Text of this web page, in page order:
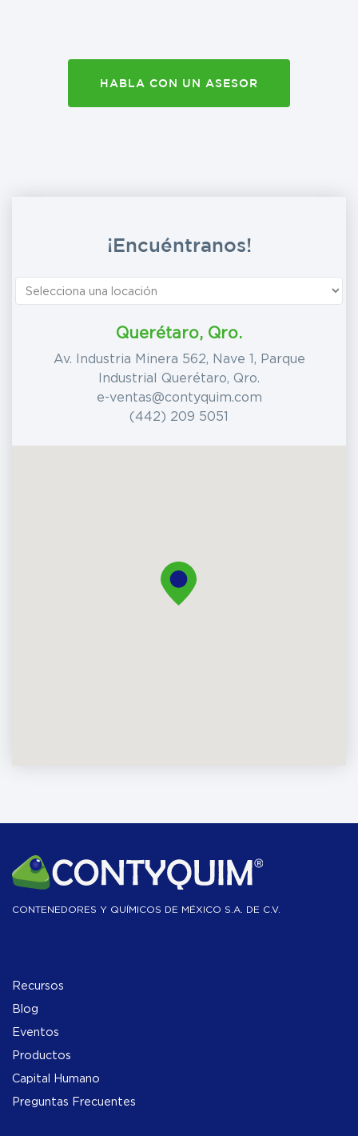
HABLA CON UN ASESOR
¡Encuéntranos!
Querétaro, Qro.
Av. Industria Minera 562, Nave 1, Parque
Industrial Querétaro, Qro.
e-ventas@contyquim.com
(442) 209 5051
CONTENEDORES Y QUÍMICOS DE MÉXICO S.A. DE C.V.
Recursos
Blog
Eventos
Productos
Capital Humano
Preguntas Frecuentes